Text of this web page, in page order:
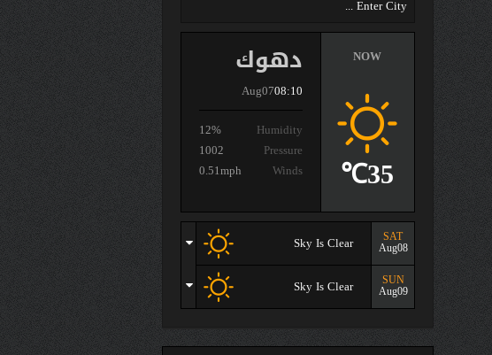
دهوك
Aug0708:10
Humidity
12%
Pressure
1002
Winds
0.51mph
NOW
35℃
SAT
Aug08
Sky Is Clear
SUN
Aug09
Sky Is Clear